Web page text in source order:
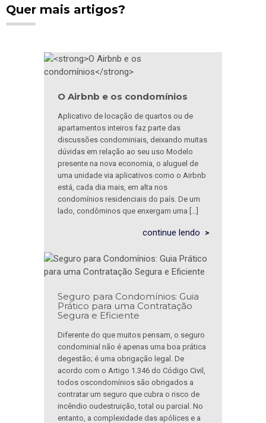
Quer mais artigos?
O Airbnb e os condomínios
Aplicativo de locação de quartos ou de
apartamentos inteiros faz parte das
discussões condominiais, deixando muitas
dúvidas em relação ao seu uso Modelo
presente na nova economia, o aluguel de
uma unidade via aplicativos como o Airbnb
está, cada dia mais, em alta nos
condomínios residenciais do país. De um
lado, condôminos que enxergam uma […]
continue lendo
Seguro para Condomínios: Guia
Prático para uma Contratação
Segura e Eficiente
Diferente do que muitos pensam, o seguro
condominial não é apenas uma boa prática
degestão; é uma obrigação legal. De
acordo com o Artigo 1.346 do Código Civil,
todos oscondomínios são obrigados a
contratar um seguro que cubra o risco de
incêndio oudestruição, total ou parcial. No
entanto, a complexidade das apólices e a